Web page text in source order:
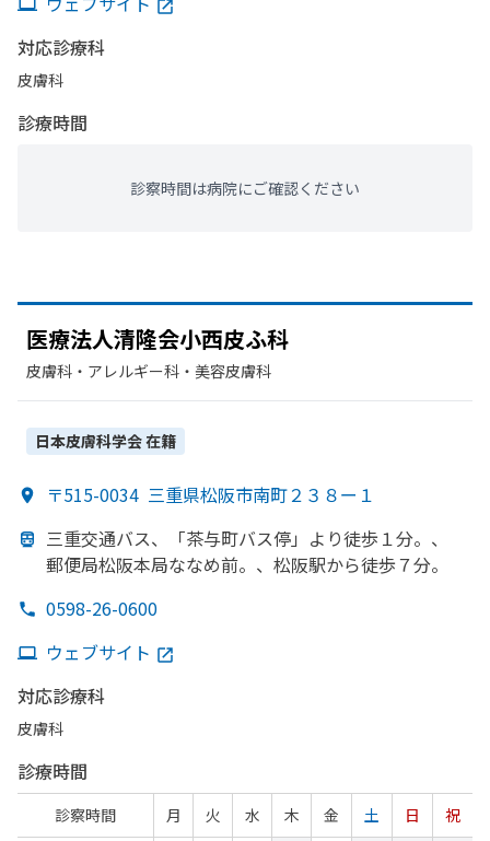
対応診療科
皮膚科
診療時間
診察時間は病院にご確認ください
医療法人清隆会小西皮ふ科
皮膚科・​アレルギー科・​美容皮膚科
日本皮膚科学会在籍
〒515-0034 三重県松阪市南町２３８ー１
三重交通バス、
「茶与町バス停」より徒歩１分。、
郵便局松阪本局ななめ前。、 松阪駅から徒歩７分。
0598-26-0600
ウェブサイト
対応診療科
皮膚科
診療時間
診察時間 月 火 水 木 金 土 日
祝